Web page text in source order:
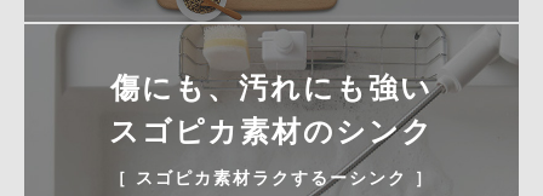
傷にも、汚れにも強い
スゴピカ素材のシンク
［ スゴピカ素材ラクするーシンク ］